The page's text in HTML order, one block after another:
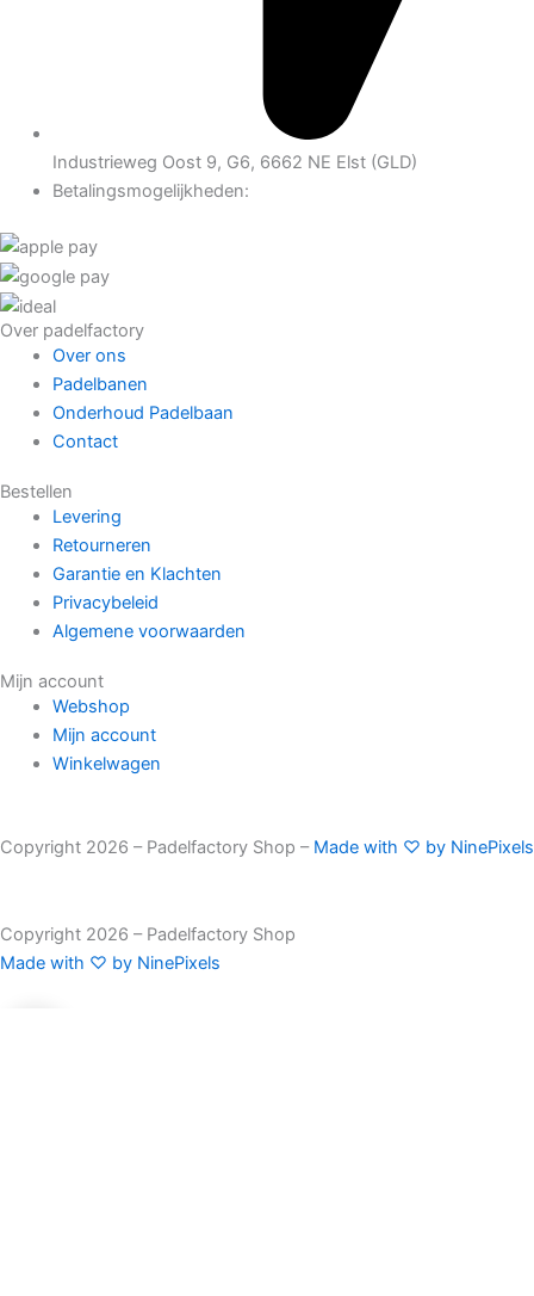
Industrieweg Oost 9, G6, 6662 NE Elst (GLD)
Betalingsmogelijkheden:
Over padelfactory
Over ons
Padelbanen
Onderhoud Padelbaan
Contact
Bestellen
Levering
Retourneren
Garantie en Klachten
Privacybeleid
Algemene voorwaarden
Mijn account
Webshop
Mijn account
Winkelwagen
Copyright 2026 – Padelfactory Shop – Made with ♡ by NinePixels
Copyright 2026 – Padelfactory Shop
Made with ♡ by NinePixels